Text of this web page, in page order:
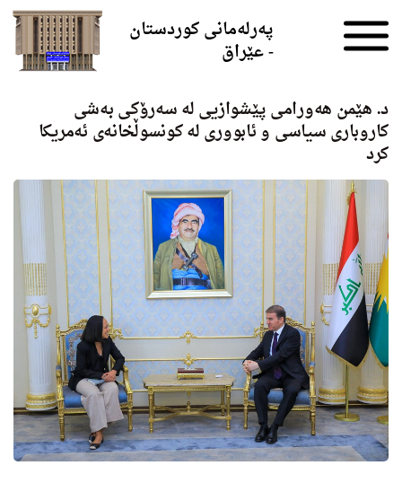
پەرلەمانی کوردستان
- عێراق
د. هێمن هه‌ورامی پێشوازیی له‌ سه‌رۆكی به‌شی
كاروباری سیاسی و ئابووری له‌ كونسوڵخانه‌ی ئه‌مریكا
كرد